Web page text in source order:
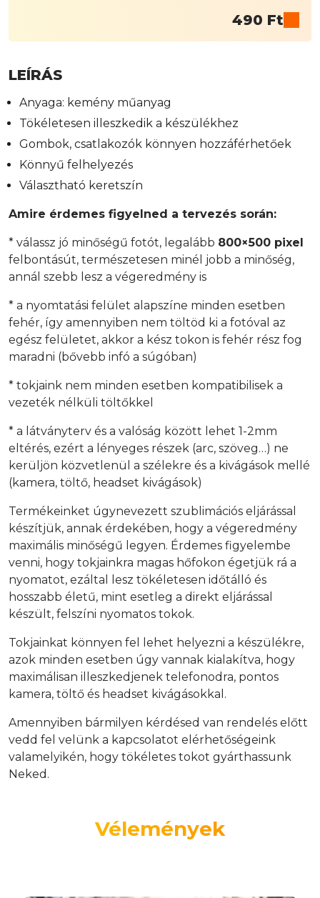
490 Ft
LEÍRÁS
Anyaga: kemény műanyag
Tökéletesen illeszkedik a készülékhez
Gombok, csatlakozók könnyen hozzáférhetőek
Könnyű felhelyezés
Választható keretszín
Amire érdemes figyelned a tervezés során:
* válassz jó minőségű fotót, legalább 800×500 pixel
felbontásút, természetesen minél jobb a minőség,
annál szebb lesz a végeredmény is
* a nyomtatási felület alapszíne minden esetben
fehér, így amennyiben nem töltöd ki a fotóval az
egész felületet, akkor a kész tokon is fehér rész fog
maradni (bővebb infó a súgóban)
* tokjaink nem minden esetben kompatibilisek a
vezeték nélküli töltőkkel
* a látványterv és a valóság között lehet 1-2mm
eltérés, ezért a lényeges részek (arc, szöveg…) ne
kerüljön közvetlenül a szélekre és a kivágások mellé
(kamera, töltő, headset kivágások)
Termékeinket úgynevezett szublimációs eljárással
készítjük, annak érdekében, hogy a végeredmény
maximális minőségű legyen. Érdemes figyelembe
venni, hogy tokjainkra magas hőfokon égetjük rá a
nyomatot, ezáltal lesz tökéletesen időtálló és
hosszabb életű, mint esetleg a direkt eljárással
készült, felszíni nyomatos tokok.
Tokjainkat könnyen fel lehet helyezni a készülékre,
azok minden esetben úgy vannak kialakítva, hogy
maximálisan illeszkedjenek telefonodra, pontos
kamera, töltő és headset kivágásokkal.
Amennyiben bármilyen kérdésed van rendelés előtt
vedd fel velünk a kapcsolatot elérhetőségeink
valamelyikén, hogy tökéletes tokot gyárthassunk
Neked.
Vélemények